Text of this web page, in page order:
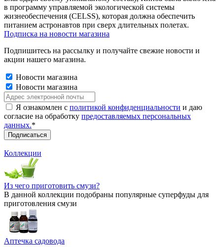
в программу управляемой экологической системы
жизнеобеспечения (CELSS), которая должна обеспечить
питанием астронавтов при сверх длительных полетах.
Подписка на новости магазина
Подпишитесь на рассылку и получайте свежие новости и
акции нашего магазина.
Новости магазина
Новости магазина
Я ознакомлен с политикой конфиденциальности и даю
согласие на обработку предоставляемых персональных
данных.*
Коллекции
Из чего приготовить смузи?
В данной коллекции подобраны популярные суперфуды для
приготовления смузи
Аптечка садовода